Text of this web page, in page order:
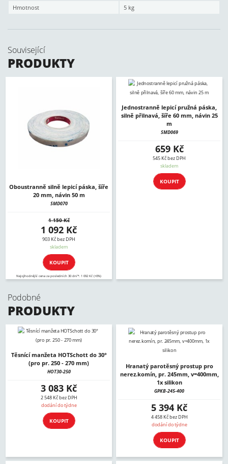
Hmotnost
5 kg
Související
PRODUKTY
Oboustranně silně lepicí páska, šíře
20 mm, návin 50 m
SMD070
1 150 Kč
1 092 Kč
903 Kč bez DPH
skladem
KOUPIT
Nejvýhodnější cena za posledních 30 dní*: 1 092 Kč (+0%)
Jednostranně lepicí pružná páska,
silně přilnavá, šíře 60 mm, návin 25
m
SMD069
659 Kč
545 Kč bez DPH
skladem
KOUPIT
Podobné
PRODUKTY
Těsnící manžeta HOTSchott do 30°
(pro pr. 250 - 270 mm)
HOT30-250
3 083 Kč
2 548 Kč bez DPH
dodání do týdne
KOUPIT
Hranatý parotěsný prostup pro
nerez.komín, pr. 245mm, v=400mm,
1x silikon
GPKB-245-400
5 394 Kč
4 458 Kč bez DPH
dodání do týdne
KOUPIT